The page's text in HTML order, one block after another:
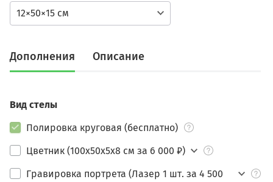
12×50×15 см
Дополнения Описание
Вид стелы
Полировка круговая (бесплатно)
Цветник (100х50х5х8 см за 6 000 ₽)
Гравировка портрета (Лазер 1 шт. за 4 500